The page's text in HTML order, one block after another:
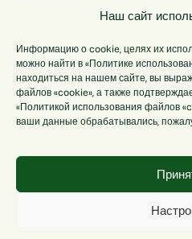
Наш сайт
Информацию о cookie, целях их
можно найти в «Политике
находиться на нашем сайте, вы
файлов «cookie», а также
«Политикой использования файлов
ваши данные обрабатывались,
Анализы
Цены
О центре
Контакты
© 2014-2026
Иммунологический
«ГОРИЗОНТ».
Лицензия
Л041-01186-
от 19.09.2013
© Разработка сайта — «Вэл Дизайн»